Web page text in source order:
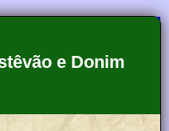
e Donim